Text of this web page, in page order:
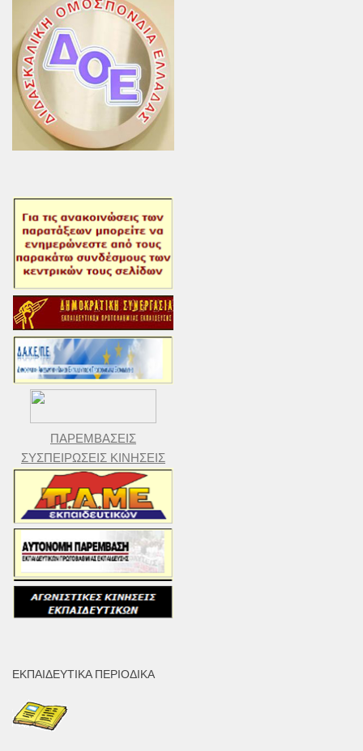
ΠΑΡΕΜΒΑΣΕΙΣ
ΣΥΣΠΕΙΡΩΣΕΙΣ ΚΙΝΗΣΕΙΣ
ΕΚΠΑΙΔΕΥΤΙΚΆ ΠΕΡΙΟΔΙΚΆ